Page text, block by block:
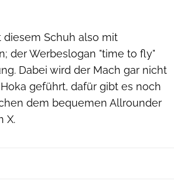
Schuh also mit
der Werbeslogan "time to fly"
Dabei wird der Mach gar nicht
geführt, dafür gibt es noch
dem bequemen Allrounder
X.